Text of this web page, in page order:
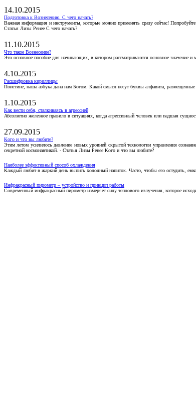
14.10.2015
Подготовка к Вознесению. С чего начать?
Важная информация и инструменты, которые можно применять сразу сейчас!
Статья Лизы Ренее С чего начать?
11.10.2015
Что такое Вознесение?
Это основное пособие для начинающих, в котором рассматриваются основное
4.10.2015
Расшифровка кириллицы
Поистине, наша азбука дана нам Богом. Какой смысл несут буквы алфавита, размещенные
1.10.2015
Как вести себя, сталкиваясь в агрессией
Абсолютно железное правило в ситуациях, когда агрессивный человек или падшая
27.09.2015
Кого и что вы любите?
Этим летом усилилось давление новых уровней скрытой технологии управления
секретной космонавтикой. - Статья Лизы Ренее Кого и что вы любите?
Наиболее эффективный способ охлаждения
Каждый любит в жаркий день выпить холодный напиток. Часто, чтобы его остудить,
Инфракрасный пирометр – устройство и принцип работы
Современный инфракрасный пирометр измеряет силу теплового излучения, которое